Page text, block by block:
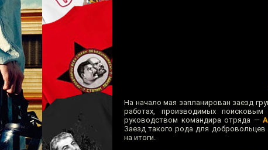
На начало мая запланирован заезд
работах, производимых
руководством командира отряда —
Заезд такого рода для
на итоги.